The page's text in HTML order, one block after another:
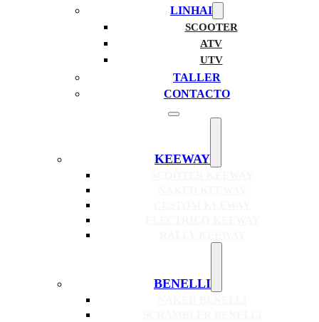
LINHAI
SCOOTER
ATV
UTV
TALLER
CONTACTO
KEEWAY
BENELLI